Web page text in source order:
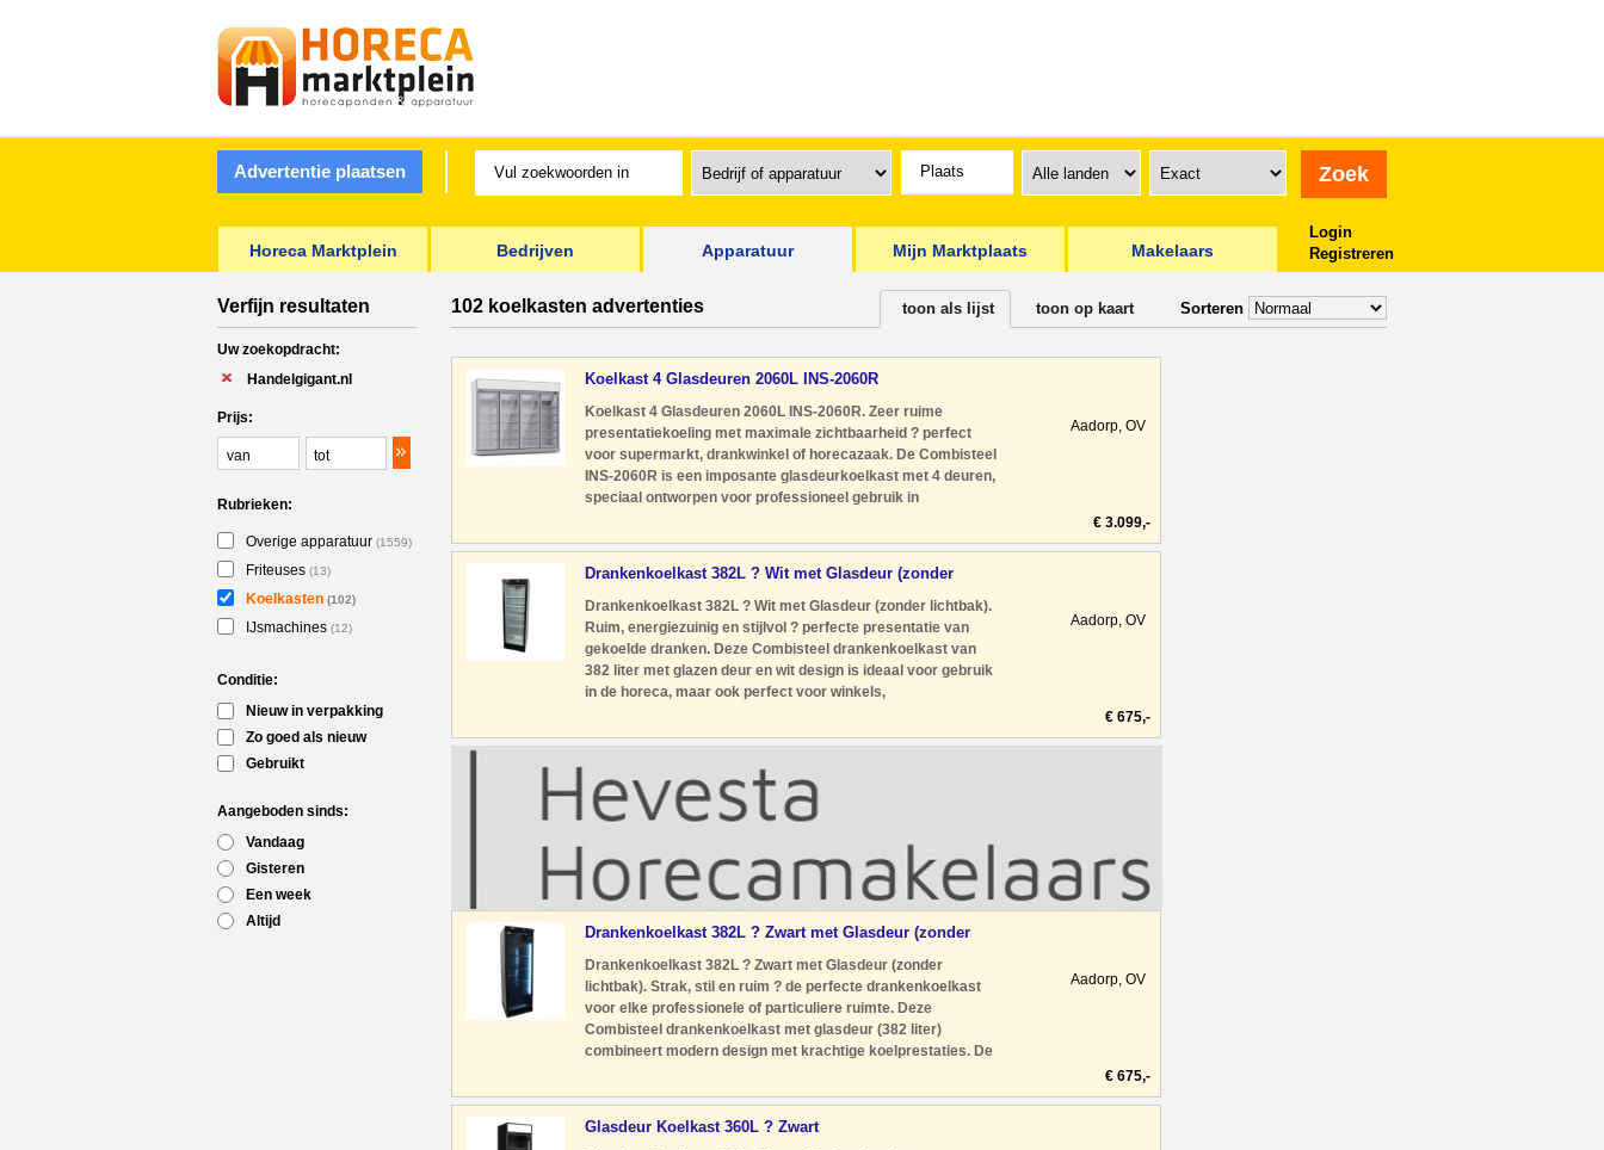
Advertentie plaatsen
Horeca Marktplein Bedrijven Apparatuur Mijn Marktplaats Makelaars
Login
Registreren
Verfijn resultaten
Uw zoekopdracht:
Handelgigant.nl
Prijs:
Rubrieken:
Overige apparatuur (1559)
Friteuses (13)
Koelkasten (102)
IJsmachines (12)
Conditie:
Nieuw in verpakking
Zo goed als nieuw
Gebruikt
Aangeboden sinds:
Vandaag
Gisteren
Een week
Altijd
102 koelkasten advertenties Sorteren
toon als lijst toon op kaart
Koelkast 4 Glasdeuren 2060L INS-2060R
Koelkast 4 Glasdeuren 2060L INS-2060R. Zeer ruime
presentatiekoeling met maximale zichtbaarheid ? perfect
voor supermarkt, drankwinkel of horecazaak. De Combisteel
INS-2060R is een imposante glasdeurkoelkast met 4 deuren,
speciaal ontworpen voor professioneel gebruik in
en speciaalzaken. Met
Aadorp, OV
€ 3.099,-
Drankenkoelkast 382L ? Wit met Glasdeur (zonder
Drankenkoelkast 382L ? Wit met Glasdeur (zonder lichtbak).
Ruim, energiezuinig en stijlvol ? perfecte presentatie van
gekoelde dranken. Deze Combisteel drankenkoelkast van
382 liter met glazen deur en wit design is ideaal voor gebruik
in de horeca, maar ook perfect voor winkels,
ontwerp zorgt
Aadorp, OV
€ 675,-
Drankenkoelkast 382L ? Zwart met Glasdeur (zonder
Drankenkoelkast 382L ? Zwart met Glasdeur (zonder
lichtbak). Strak, stil en ruim ? de perfecte drankenkoelkast
voor elke professionele of particuliere ruimte. Deze
Combisteel drankenkoelkast met glasdeur (382 liter)
combineert modern design met krachtige koelprestaties. De
past in cafés,
Aadorp, OV
€ 675,-
Glasdeur Koelkast 360L ? Zwart